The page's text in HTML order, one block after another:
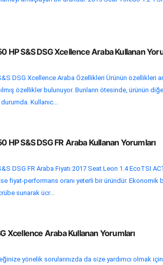
HP S&S DSG Xcellence Araba Kullanan
DSG Xcellence Araba Özellikleri Ürünün özellikleri
özellikler bulunuyor. Bunların ötesinde, ürünün
Kullanıc...
HP S&S DSG FR Araba Kullanan Yorumları
DSG FR Araba Fiyatı 2017 Seat Leon 1.4 EcoTSI
fiyat-performans oranı yeterli bir üründür. Ekonomik
sunarak ücr...
Xcellence Araba Kullanan Yorumları
yönelik sorularınızda da size yardımcı olmak